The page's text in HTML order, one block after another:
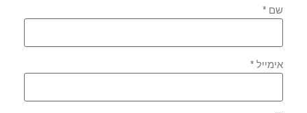
שם*
אימייל*